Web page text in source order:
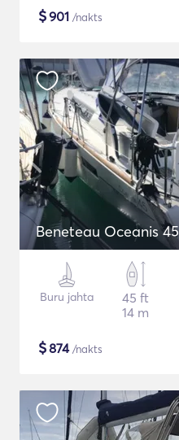
$901 /nakts
Beneteau Oceanis 45
Buru jahta
45 ft
14 m
$874/nakts